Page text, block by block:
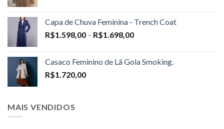
Capa de Chuva Feminina - Trench Coat
R$1.598,00 – R$1.698,00Price
through
Casaco Feminino de Lã Gola Smoking.
R$1.720,00
MAIS VENDIDOS